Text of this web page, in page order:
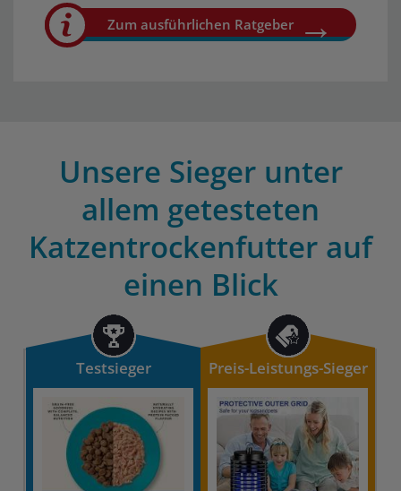
Zum ausführlichen Ratgeber
Unsere Sieger unter
allem getesteten
Katzentrockenfutter auf
einen Blick
Testsieger Preis-Leistungs-Sieger